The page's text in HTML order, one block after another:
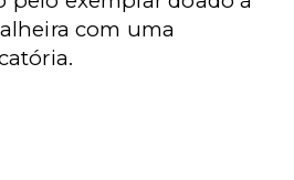
com uma